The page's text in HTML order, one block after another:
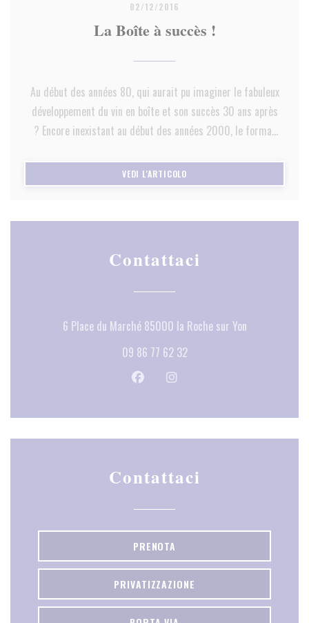
02/12/2016
La Boîte à succès !
Au début des années 80, qui aurait pu imaginer le fabuleux
développement du vin en boîte et son succès 30 ans après
? Encore inexistant au début des années 2000, le format
ininterrompue, les consommateurs s’étant laissés
convaincre par ce « drôle » de contenant : pratique,
VEDI L'ARTICOLO
Contattaci
6 Place du Marché 85000 la Roche sur Yon((apre una
09 86 77 62 32
Facebook ((apre una nuova finestra))
Instagram ((apre una nuova
Contattaci
PRENOTA
PRIVATIZZAZIONE